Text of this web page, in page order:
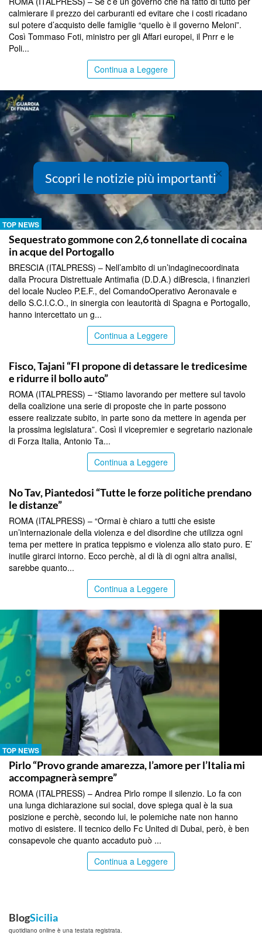
calmierare il prezzo dei carburanti ed evitare che i costi ricadano
sul potere d’acquisto delle famiglie “quello è il governo Meloni”.
Così Tommaso Foti, ministro per gli Affari europei, il Pnrr e le
Poli...
Continua a Leggere
TOP NEWS
Sequestrato gommone con 2,6 tonnellate di cocaina
in acque del Portogallo
BRESCIA (ITALPRESS) – Nell’ambito di un’indaginecoordinata
dalla Procura Distrettuale Antimafia (D.D.A.) diBrescia, i finanzieri
del locale Nucleo P.E.F., del ComandoOperativo Aeronavale e
dello S.C.I.C.O., in sinergia con leautorità di Spagna e Portogallo,
hanno intercettato un g...
Continua a Leggere
Fisco, Tajani “FI propone di detassare le tredicesime
e ridurre il bollo auto”
ROMA (ITALPRESS) – “Stiamo lavorando per mettere sul tavolo
della coalizione una serie di proposte che in parte possono
essere realizzate subito, in parte sono da mettere in agenda per
la prossima legislatura”. Così il vicepremier e segretario nazionale
di Forza Italia, Antonio Ta...
Continua a Leggere
No Tav, Piantedosi “Tutte le forze politiche prendano
le distanze”
ROMA (ITALPRESS) – “Ormai è chiaro a tutti che esiste
un’internazionale della violenza e del disordine che utilizza ogni
tema per mettere in pratica teppismo e violenza allo stato puro. E’
inutile girarci intorno. Ecco perchè, al di là di ogni altra analisi,
sarebbe quanto...
Continua a Leggere
TOP NEWS
Pirlo “Provo grande amarezza, l’amore per l’Italia mi
accompagnerà sempre”
ROMA (ITALPRESS) – Andrea Pirlo rompe il silenzio. Lo fa con
una lunga dichiarazione sui social, dove spiega qual è la sua
posizione e perchè, secondo lui, le polemiche nate non hanno
motivo di esistere. Il tecnico dello Fc United di Dubai, però, è ben
consapevole che quanto accaduto può ...
Continua a Leggere
BlogSicilia
quotidiano online è una testata registrata.
×
Scopri le notizie più importanti